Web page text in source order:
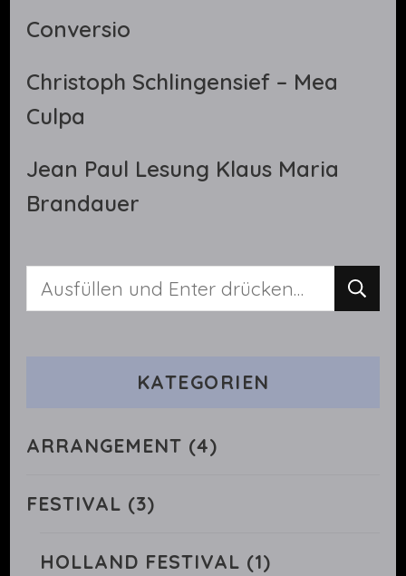
Conversio
Christoph Schlingensief – Mea
Culpa
Jean Paul Lesung Klaus Maria
Brandauer
Suchst
KATEGORIEN
ARRANGEMENT (4)
FESTIVAL (3)
HOLLAND FESTIVAL (1)